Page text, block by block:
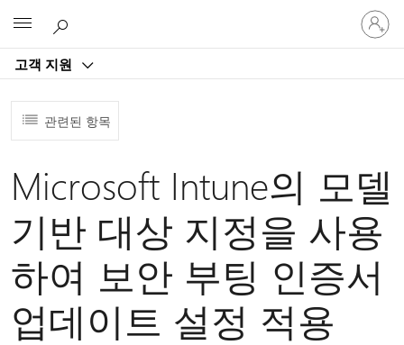
고객 지원
귀
하
계
관련된 항목
Microsoft Intune의 모델
기반 대상 지정을 사용
하여 보안 부팅 인증서
업데이트 설정 적용